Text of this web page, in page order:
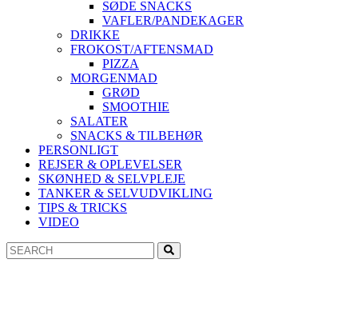
SØDE SNACKS
VAFLER/PANDEKAGER
DRIKKE
FROKOST/AFTENSMAD
PIZZA
MORGENMAD
GRØD
SMOOTHIE
SALATER
SNACKS & TILBEHØR
PERSONLIGT
REJSER & OPLEVELSER
SKØNHED & SELVPLEJE
TANKER & SELVUDVIKLING
TIPS & TRICKS
VIDEO
Search
for: